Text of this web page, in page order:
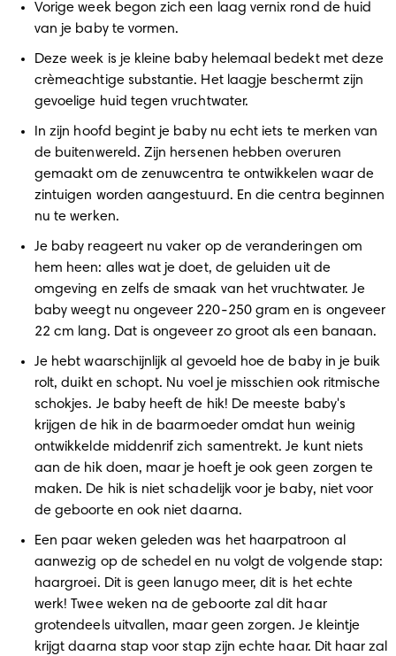
Vorige week begon zich een laag vernix rond de huid
van je baby te vormen.
Deze week is je kleine baby helemaal bedekt met deze
crèmeachtige substantie. Het laagje beschermt zijn
gevoelige huid tegen vruchtwater.
In zijn hoofd begint je baby nu echt iets te merken van
de buitenwereld. Zijn hersenen hebben overuren
gemaakt om de zenuwcentra te ontwikkelen waar de
zintuigen worden aangestuurd. En die centra beginnen
nu te werken.
Je baby reageert nu vaker op de veranderingen om
hem heen: alles wat je doet, de geluiden uit de
omgeving en zelfs de smaak van het vruchtwater. Je
baby weegt nu ongeveer 220-250 gram en is ongeveer
22 cm lang. Dat is ongeveer zo groot als een banaan.
Je hebt waarschijnlijk al gevoeld hoe de baby in je buik
rolt, duikt en schopt. Nu voel je misschien ook ritmische
schokjes. Je baby heeft de hik! De meeste baby's
krijgen de hik in de baarmoeder omdat hun weinig
ontwikkelde middenrif zich samentrekt. Je kunt niets
aan de hik doen, maar je hoeft je ook geen zorgen te
maken. De hik is niet schadelijk voor je baby, niet voor
de geboorte en ook niet daarna.
Een paar weken geleden was het haarpatroon al
aanwezig op de schedel en nu volgt de volgende stap:
haargroei. Dit is geen lanugo meer, dit is het echte
werk! Twee weken na de geboorte zal dit haar
grotendeels uitvallen, maar geen zorgen. Je kleintje
krijgt daarna stap voor stap zijn echte haar. Dit haar zal